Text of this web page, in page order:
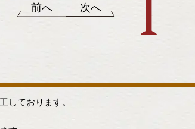
前へ 次へ
しております。